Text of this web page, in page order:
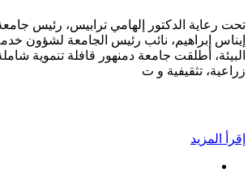
تحت رعاية الدكتور إلهامي ترابيس، رئيس
إيناس إبراهيم، نائب رئيس الجامعة لشؤون
البيئة، أطلقت جامعة دمنهور قافلة تنموية
زراعية، تثقيفية و ت
إقرأ المزيد